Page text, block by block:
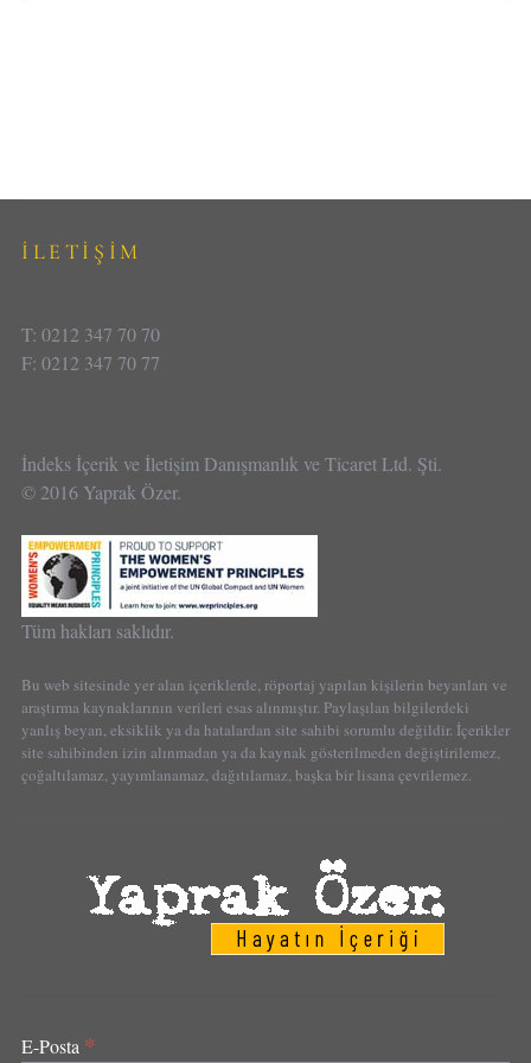
İLETİŞİM
T: 0212 347 70 70
F: 0212 347 70 77
İndeks İçerik ve İletişim Danışmanlık ve Ticaret Ltd. Şti.
© 2016 Yaprak Özer.
Tüm hakları saklıdır.
Bu web sitesinde yer alan içeriklerde, röportaj yapılan kişilerin beyanları ve
araştırma kaynaklarının verileri esas alınmıştır. Paylaşılan bilgilerdeki
yanlış beyan, eksiklik ya da hatalardan site sahibi sorumlu değildir. İçerikler
site sahibinden izin alınmadan ya da kaynak gösterilmeden değiştirilemez,
çoğaltılamaz, yayımlanamaz, dağıtılamaz, başka bir lisana çevrilemez.
E-Posta *